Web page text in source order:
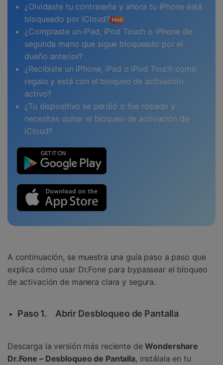
¿Olvidaste tu contraseña y ahora tu iPhone está
bloqueado por iCloud?
¿Compraste un iPad, iPod Touch o iPhone de
segunda mano que sigue bloqueado por el
dueño anterior?
¿Recibiste un iPhone, iPad o iPod Touch como
regalo y está con el bloqueo de activación
activo?
¿Tu dispositivo se perdió o fue robado y
necesitas quitar el bloqueo de activación de
iCloud?
A continuación, se muestra una guía paso a paso que
explica cómo usar Dr.Fone para bypassear el bloqueo
de activación de manera clara y segura.
Paso 1. Abrir Desbloqueo de Pantalla
Descarga la versión más reciente deWondershare
Dr.Fone – Desbloqueo de Pantalla, instálala en tu